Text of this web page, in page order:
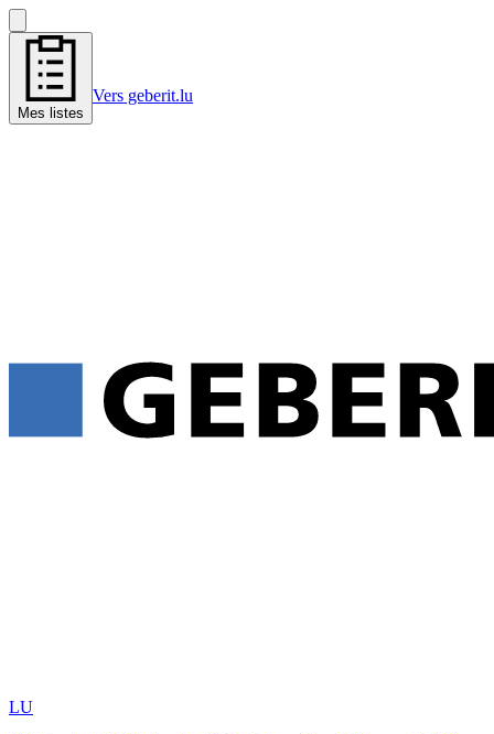
Mes listes
Vers geberit.lu
LU